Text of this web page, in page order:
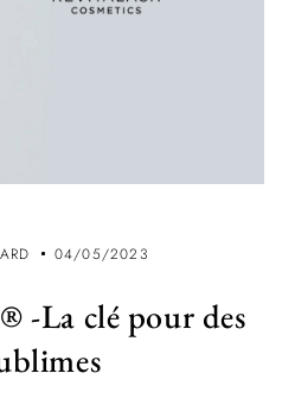
04/05/2023
-La clé pour des